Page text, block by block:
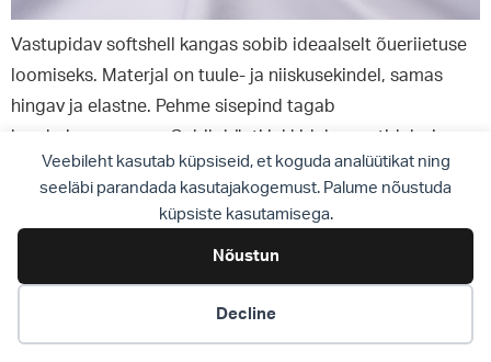
Veebileht kasutab küpsiseid, et koguda analüütikat ning
seeläbi parandada kasutajakogemust. Palume nõustuda
küpsiste kasutamisega.
Nõustun
Decline
Vastupidav softshell kangas sobib ideaalselt õueriietuse
loomiseks. Materjal on tuule- ja niiskusekindel, samas
hingav ja elastne. Pehme sisepind tagab
kandmismugavuse. Sobib hästi jakkideks, vestideks ja
kergemateks ülerõivasteks.
© OÜ KIU 2026